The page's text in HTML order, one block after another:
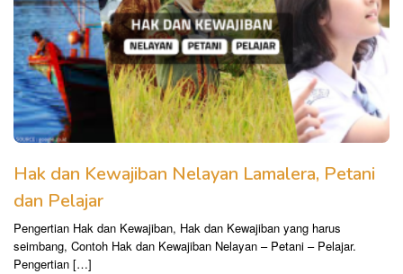
Hak dan Kewajiban Nelayan Lamalera, Petani
dan Pelajar
Pengertian Hak dan Kewajiban, Hak dan Kewajiban yang harus
seimbang, Contoh Hak dan Kewajiban Nelayan – Petani – Pelajar.
Pengertian […]